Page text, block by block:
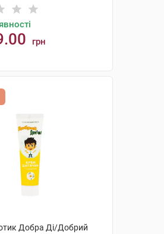
грн
Добра Ді/Добрий